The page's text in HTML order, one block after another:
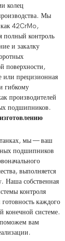
колец
Мы
как 42CrMo,
полный контроль
и закалку
поверхности,
или прецизионная
гибкому
производителей
подшипников.
мы — ваш
подшипников
выполняется
Наша собственная
контроля
каждого
конечной системе.
вам